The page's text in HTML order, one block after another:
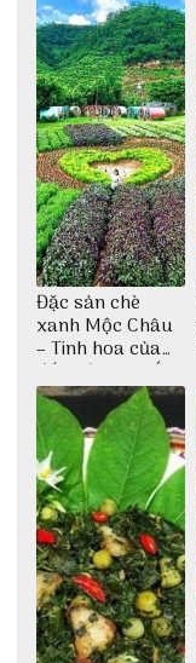
Đặc sản chè
xanh Mộc Châu
– Tinh hoa của
đất trời Tây Bắc